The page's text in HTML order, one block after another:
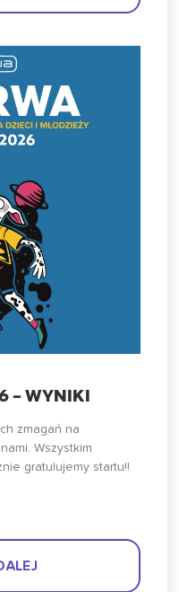
– WYNIKI
zmagań na
Wszystkim
gratulujemy startu!!